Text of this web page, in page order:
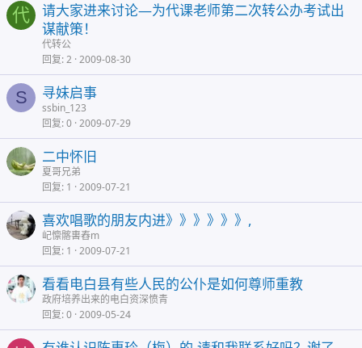
代
请大家进来讨论―为代课老师第二次转公办考试出
谋献策！
代转公
回复 2 2009-08-30
S 寻妹启事
ssbin_123
回复 0 2009-07-29
二中怀旧
夏哥兄弟
回复 1 2009-07-21
喜欢唱歌的朋友内进》》》》》》,
屺懔髂軎舂m
回复 1 2009-07-21
看看电白县有些人民的公仆是如何尊师重教
政府培养出来的电白资深愤青
回复 0 2009-05-24